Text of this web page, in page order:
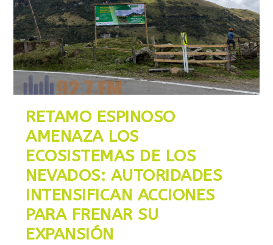
RETAMO ESPINOSO
AMENAZA LOS
ECOSISTEMAS DE LOS
NEVADOS: AUTORIDADES
INTENSIFICAN ACCIONES
PARA FRENAR SU
EXPANSIÓN